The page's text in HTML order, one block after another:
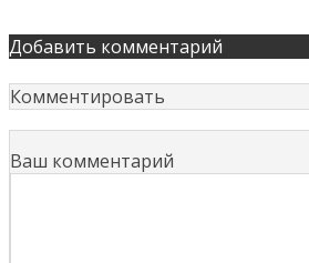
Добавить комментарий
Комментировать
Ваш комментарий